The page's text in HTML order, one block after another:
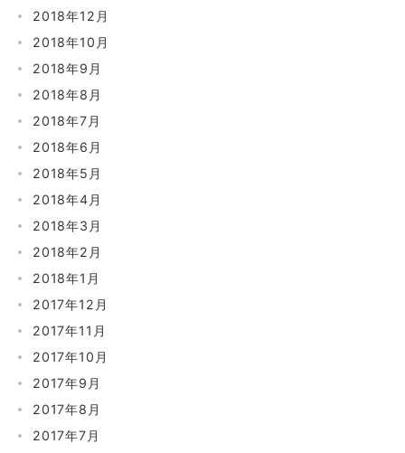
2018年12月
2018年10月
2018年9月
2018年8月
2018年7月
2018年6月
2018年5月
2018年4月
2018年3月
2018年2月
2018年1月
2017年12月
2017年11月
2017年10月
2017年9月
2017年8月
2017年7月